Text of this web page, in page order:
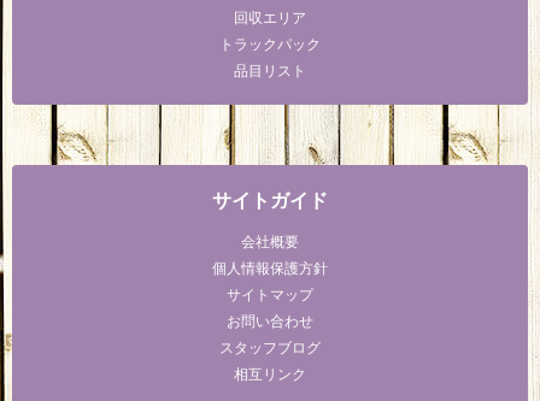
回収エリア
トラックパック
品目リスト
サイトガイド
会社概要
個人情報保護方針
サイトマップ
お問い合わせ
スタッフブログ
相互リンク